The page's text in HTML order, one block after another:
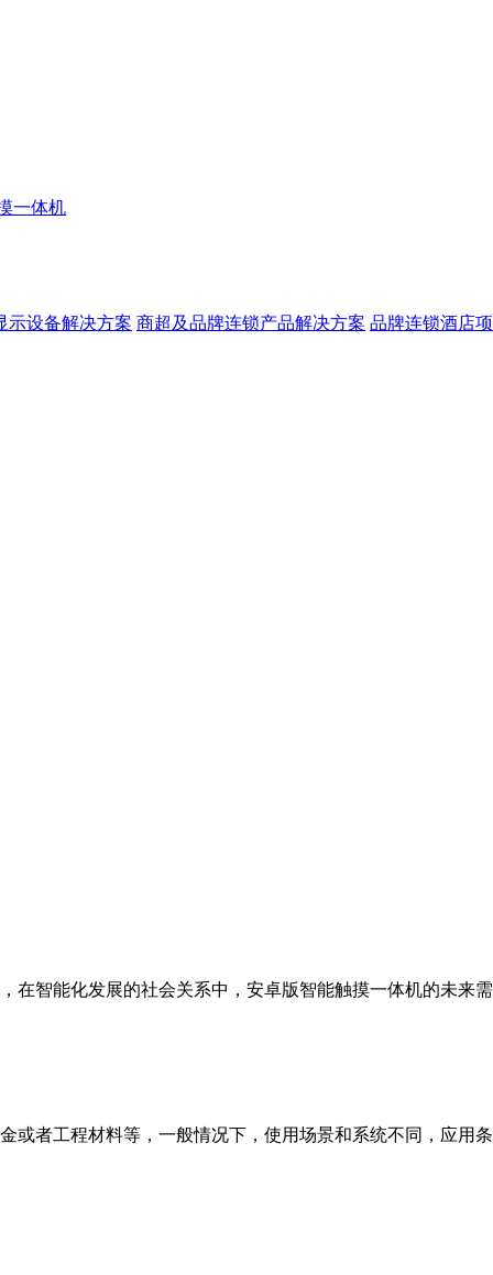
一体机
示设备解决方案 商超及品牌连锁产品解决方案 品牌连锁酒店项
智能化发展的社会关系中，安卓版智能触摸一体机的未来需
者工程材料等，一般情况下，使用场景和系统不同，应用条